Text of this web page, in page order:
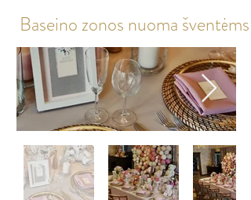
Baseino zonos nuoma šventėms